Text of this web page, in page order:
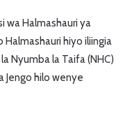
wa Halmashauri ya
Halmashauri hiyo iliingia
Nyumba la Taifa (NHC)
Jengo hilo wenye